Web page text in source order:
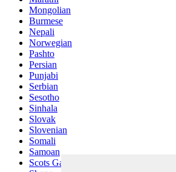
Mongolian
Burmese
Nepali
Norwegian
Pashto
Persian
Punjabi
Serbian
Sesotho
Sinhala
Slovak
Slovenian
Somali
Samoan
Scots Gaelic